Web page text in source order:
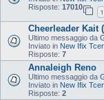
Risposte: 17010
1
Cheerleader Kait
Ultimo messaggio da
Inviato in New Ifix
Risposte: 7
Annaleigh Reno
Ultimo messaggio da
Inviato in New Ifix
Risposte: 2